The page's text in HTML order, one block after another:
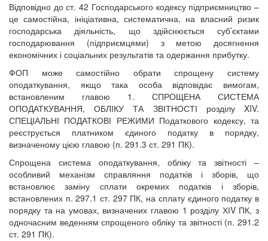
Відповідно до ст. 42 Господарського кодексу підприємництво –
це самостійна, ініціативна, систематична, на власний ризик
господарська діяльність, що здійснюється суб’єктами
господарювання (підприємцями) з метою досягнення
економічних і соціальних результатів та одержання прибутку.
ФОП може самостійно обрати спрощену систему
оподаткування, якщо така особа відповідає вимогам,
встановленим главою 1. СПРОЩЕНА СИСТЕМА
ОПОДАТКУВАННЯ, ОБЛІКУ ТА ЗВІТНОСТІ розділу XIV.
СПЕЦІАЛЬНІ ПОДАТКОВІ РЕЖИМИ Податкового кодексу, та
реєструється платником єдиного податку в порядку,
визначеному цією главою (п. 291.3 ст. 291 ПК).
Спрощена система оподаткування, обліку та звітності –
особливий механізм справляння податків і зборів, що
встановлює заміну сплати окремих податків і зборів,
встановлених п. 297.1 ст. 297 ПК, на сплату єдиного податку в
порядку та на умовах, визначених главою 1 розділу ХІV ПК, з
одночасним веденням спрощеного обліку та звітності (п. 291.2
ст. 291 ПК).